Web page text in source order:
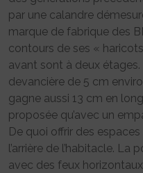
par une calandre
marque de fabrique des
contours de ses «
avant sont à deux
devancière de 5 cm
gagne aussi 13 cm en
proposée qu’avec un
De quoi offrir des
l’arrière de l’habitacle.
avec des feux